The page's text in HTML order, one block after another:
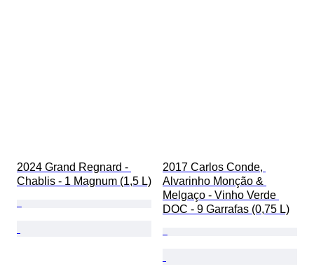
2024 Grand Regnard -
Chablis - 1 Magnum (1,5 L)
2017 Carlos Conde,
Alvarinho Monção &
Melgaço - Vinho Verde
DOC - 9 Garrafas (0,75 L)